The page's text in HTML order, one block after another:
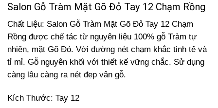
Salon Gỗ Tràm Mặt Gõ Đỏ Tay 12 Chạm Rồng
Chất Liệu: Salon Gỗ Tràm Mặt Gõ Đỏ Tay 12 Chạm
Rồng được chế tác từ nguyên liệu 100% gỗ Tràm tự
nhiên, mặt Gõ Đỏ. Với đường nét chạm khắc tinh tế và
tỉ mỉ. Gỗ nguyên khối với thiết kế vững chắc. Sử dụng
càng lâu càng ra nét đẹp vân gỗ.
Kích Thước: Tay 12